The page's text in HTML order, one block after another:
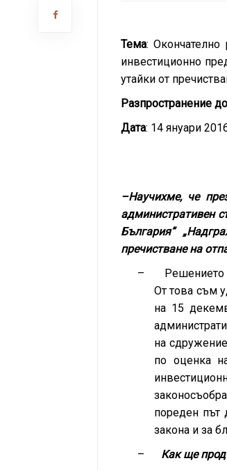
Тема:
инвестиционно
утайки от
Разпространение до
Дата: 14 януари
–Научихме, че
административен
България”
пречистване на
–
Решението
От това съм
на 15
на
по оценка
пореден път
закона и за
–
Как ще